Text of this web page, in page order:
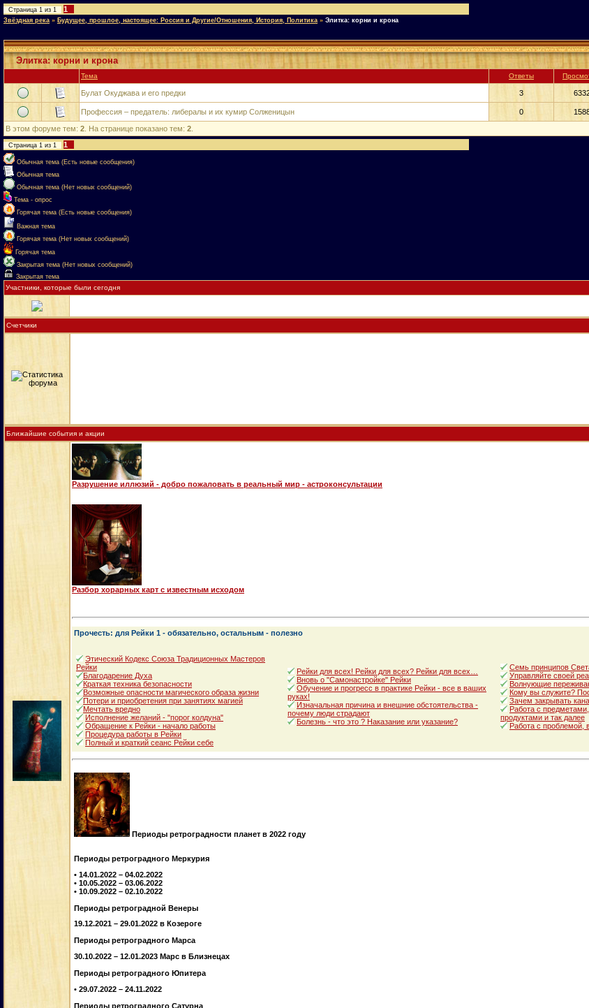
Страница 1 из 1 1
Звёздная река » Будущее, прошлое, настоящее: Россия и Другие/Отношения, История, Политика » Элитка: корни и крона
Элитка: корни и крона
Тема Ответы
Булат Окуджава и его предки 3
Профессия – предатель: либералы и их кумир Солженицын 0
В этом форуме тем: 2 . На странице показано тем: 2
Страница 1 из 1 1
Обычная тема (Есть новые сообщения)
Обычная тема
Обычная тема (Нет новых сообщений)
Тема - опрос
Горячая тема (Есть новые сообщения)
Важная тема
Горячая тема (Нет новых сообщений)
Горячая тема
Закрытая тема (Нет новых сообщений)
Закрытая тема
Участники, которые были сегодня
Счетчики
Ближайшие события и акции
Разрушение иллюзий - добро пожаловать в реальный мир - астроконсультации
Разбор хорарных карт с известным исходом
Прочесть: для Рейки 1 - обязательно, остальным - полезно
Этический Кодекс Союза Традиционных Мастеров
Рейки
Благодарение Духа
Краткая техника безопасности
Возможные опасности магического образа жизни
Потери и приобретения при занятиях магией
Мечтать вредно
Исполнение желаний - "порог колдуна"
Обращение к Рейки - начало работы
Процедура работы в Рейки
Полный и краткий сеанс Рейки себе
Рейки для всех! Рейки для всех? Рейки для всех…
Вновь о "Самонастройке" Рейки
Обучение и прогресс в практике Рейки - все в ваших
руках!
Изначальная причина и внешние обстоятельства -
почему люди страдают
Болезнь - что это ? Наказание или указание?
Семь принципов
Управляйте своей
Волнующие
Кому вы служите?
Зачем закрывать
Работа с
продуктами и так далее
Работа с проблемой,
Периоды ретроградности планет в 2022 году
Периоды ретроградного Меркурия
• 14.01.2022 – 04.02.2022
• 10.05.2022 – 03.06.2022
• 10.09.2022 – 02.10.2022
Периоды ретроградной Венеры
19.12.2021 – 29.01.2022 в Козероге
Периоды ретроградного Марса
30.10.2022 – 12.01.2023 Марс в Близнецах
Периоды ретроградного Юпитера
• 29.07.2022 – 24.11.2022
Периоды ретроградного Сатурна